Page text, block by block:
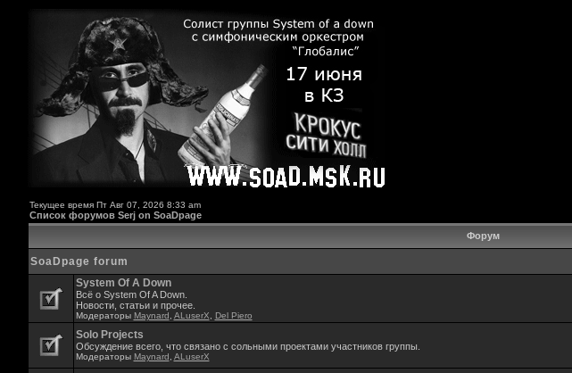
Текущее время Пт Авг 07, 2026 8:33 am
Список форумов Serj on SoaDpage
Форум
SoaDpage forum
System Of A Down
Всё о System Of A Down.
Новости, статьи и прочее.
Модераторы Maynard ALuserX Del Piero
Solo Projects
Обсуждение всего, что связано с сольными проектами участников группы.
Модераторы Maynard ALuserX